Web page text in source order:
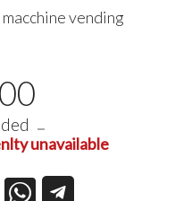
vending
unavailable